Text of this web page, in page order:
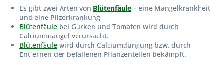
Es gibt zwei Arten von Blütenfäule – eine Mangelkrankheit
und eine Pilzerkrankung
Blütenfäule bei Gurken und Tomaten wird durch
Calciummangel verursacht.
Blütenfäule wird durch Calciumdüngung bzw. durch
Entfernen der befallenen Pflanzenteilen bekämpft.